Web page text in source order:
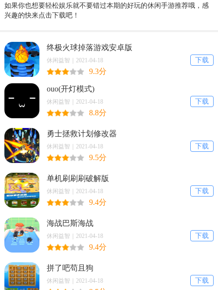
如果你也想要轻松娱乐就不要错过本期的好玩的休闲手游推荐哦，感
兴趣的快来点击下载吧！
终极火球掉落游戏安卓版
下载
休闲益智｜2021-04-18
9.3分
ouo(开灯模式)
下载
休闲益智｜2021-04-18
8.8分
勇士拯救计划修改器
下载
休闲益智｜2021-04-18
9.5分
单机刷刷刷破解版
下载
休闲益智｜2021-04-18
9.4分
海战巴斯海战
下载
休闲益智｜2021-04-18
9.4分
拼了吧苟且狗
下载
休闲益智｜2021-04-18